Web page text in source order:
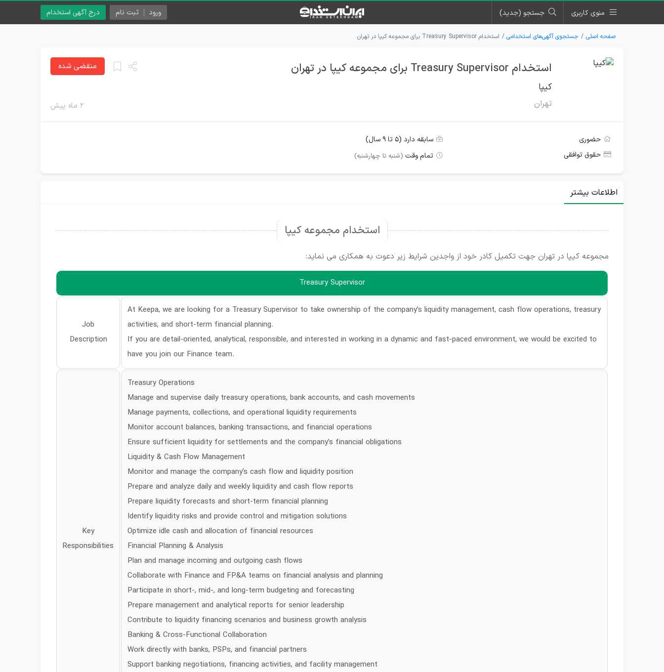
منوی کاربری جستجو (جدید) درج آگهی استخدام ورود ثبت نام
صفحه اصلی جستجوی آگهی‌های استخدامی استخدام Treasury Supervisor برای مجموعه کیپا در تهران
استخدام Treasury Supervisor برای مجموعه کیپا در تهران
کیپا
تهران ۲ ماه پیش
منقضی شده
حضوری
سابقه دارد (۵ تا ۹ سال)
حقوق توافقی
تمام وقت (شنبه تا چهارشنبه)
اطلاعات بیشتر
استخدام مجموعه کیپا
مجموعه کیپا در تهران جهت تکمیل کادر خود از واجدین شرایط زیر دعوت به همکاری می نماید:
Treasury Supervisor
At Keepa, we are looking for a Treasury Supervisor to take ownership of the company’s liquidity management, cash flow operations, treasury
activities, and short-term financial planning.
If you are detail-oriented, analytical, responsible, and interested in working in a dynamic and fast-paced environment, we would be excited to
have you join our Finance team.
Job
Description
Treasury Operations
Manage and supervise daily treasury operations, bank accounts, and cash movements
Manage payments, collections, and operational liquidity requirements
Monitor account balances, banking transactions, and financial operations
Ensure sufficient liquidity for settlements and the company’s financial obligations
Liquidity & Cash Flow Management
Monitor and manage the company’s cash flow and liquidity position
Prepare and analyze daily and weekly liquidity and cash flow reports
Prepare liquidity forecasts and short-term financial planning
Identify liquidity risks and provide control and mitigation solutions
Optimize idle cash and allocation of financial resources
Financial Planning & Analysis
Plan and manage incoming and outgoing cash flows
Collaborate with Finance and FP&A teams on financial analysis and planning
Participate in short-, mid-, and long-term budgeting and forecasting
Prepare management and analytical reports for senior leadership
Contribute to liquidity financing scenarios and business growth analysis
Banking & Cross-Functional Collaboration
Work directly with banks, PSPs, and financial partners
Support banking negotiations, financing activities, and facility management
Key
Responsibilities